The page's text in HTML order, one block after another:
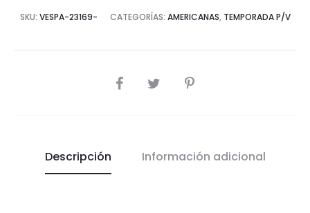
SKU: VESPA-23169- CATEGORÍAS: AMERICANAS, TEMPORADA P/V
COMPARTIR
Descripción Información adicional